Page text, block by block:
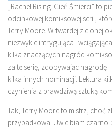
„Rachel Rising. Cień Śmierci” to
odcinkowej komiksowej serii,
Terry Moore. W twardej zielonej
niezwykle intrygująca i
kilka znaczących nagród
za tę serię, zdobywając nagrodę
kilka innych nominacji. Lektura
czynienia z prawdziwą sztuką
Tak, Terry Moore to mistrz, choć
przypadkowa. Uwielbiam